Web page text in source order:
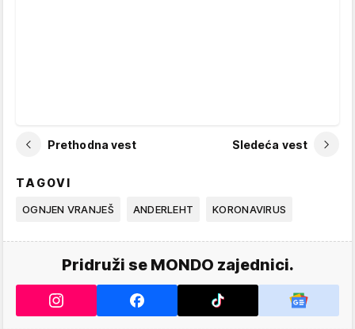
Prethodna vest Sledeća vest
TAGOVI
OGNJEN VRANJEŠ ANDERLEHT KORONAVIRUS
Pridruži se MONDO zajednici.